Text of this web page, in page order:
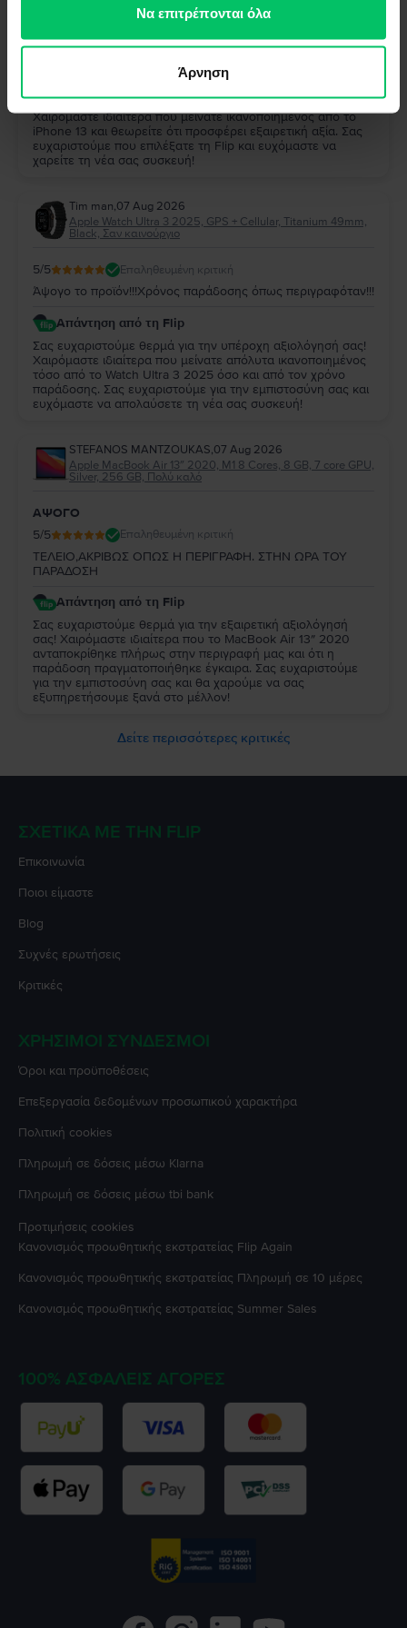
των υπηρεσιών τους.Να επιτρέπονται όλα
Άρνηση
Παρα πολυ καλο και αξιζει
Απάντηση από τη Flip
Σας ευχαριστούμε πολύ για την αξιολόγησή σας!
Χαιρόμαστε ιδιαίτερα που μείνατε ικανοποιημένος από το
iPhone 13 και θεωρείτε ότι προσφέρει εξαιρετική αξία. Σας
ευχαριστούμε που επιλέξατε τη Flip και ευχόμαστε να
χαρείτε τη νέα σας συσκευή!
Tim man,07 Aug 2026
Apple Watch Ultra 3 2025, GPS + Cellular, Titanium 49mm,
Black, Σαν καινούργιο
5/5 Επαληθευμένη κριτική
Άψογο το προϊόν!!!Χρόνος παράδοσης όπως περιγραφόταν!!!
Απάντηση από τη Flip
Σας ευχαριστούμε θερμά για την υπέροχη αξιολόγησή σας!
Χαιρόμαστε ιδιαίτερα που μείνατε απόλυτα ικανοποιημένος
τόσο από το Watch Ultra 3 2025 όσο και από τον χρόνο
παράδοσης. Σας ευχαριστούμε για την εμπιστοσύνη σας και
ευχόμαστε να απολαύσετε τη νέα σας συσκευή!
STEFANOS MANTZOUKAS,07 Aug 2026
Apple MacBook Air 13″ 2020, M1 8 Cores, 8 GB, 7 core GPU,
Silver, 256 GB, Πολύ καλό
ΑΨΟΓΟ
5/5 Επαληθευμένη κριτική
ΤΕΛΕΙΟ,ΑΚΡΙΒΩΣ ΟΠΩΣ Η ΠΕΡΙΓΡΑΦΗ. ΣΤΗΝ ΩΡΑ ΤΟΥ
ΠΑΡΑΔΟΣΗ
Απάντηση από τη Flip
Σας ευχαριστούμε θερμά για την εξαιρετική αξιολόγησή
σας! Χαιρόμαστε ιδιαίτερα που το MacBook Air 13″ 2020
ανταποκρίθηκε πλήρως στην περιγραφή μας και ότι η
παράδοση πραγματοποιήθηκε έγκαιρα. Σας ευχαριστούμε
για την εμπιστοσύνη σας και θα χαρούμε να σας
εξυπηρετήσουμε ξανά στο μέλλον!
Δείτε περισσότερες κριτικές
ΣΧΕΤΙΚΆ ΜΕ ΤΗΝ FLIP
Επικοινωνία
Ποιοι είμαστε
Blog
Συχνές ερωτήσεις
Κριτικές
ΧΡΉΣΙΜΟΙ ΣΎΝΔΕΣΜΟΙ
Όροι και προϋποθέσεις
Επεξεργασία δεδομένων προσωπικού χαρακτήρα
Πολιτική cookies
Πληρωμή σε δόσεις μέσω Klarna
Πληρωμή σε δόσεις μέσω tbi bank
Προτιμήσεις cookies
Κανονισμός προωθητικής εκστρατείας Flip Again
Κανονισμός προωθητικής εκστρατείας Πληρωμή σε 10 μέρες
Κανονισμός προωθητικής εκστρατείας Summer Sales
100% ΑΣΦΑΛΕΊΣ ΑΓΟΡΈΣ